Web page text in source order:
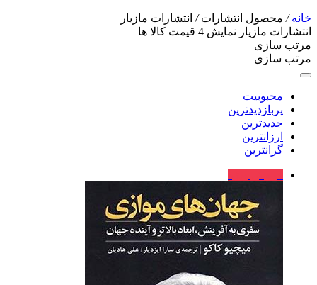
خانه/ محصول انتشارات/ انتشارات مازیار
انتشارات مازیار نمایش 4 قیمت کالا ها
مرتب سازی
مرتب سازی
محبوبیت
پربازدیدترین
جدیدترین
ارزانترین
گرانترین